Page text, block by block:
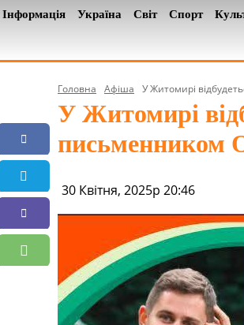
Інформація Україна Світ Спорт
Головна Афіша У Житомирі
У Житомирі
письменником
30 Квітня, 2025р 20:46